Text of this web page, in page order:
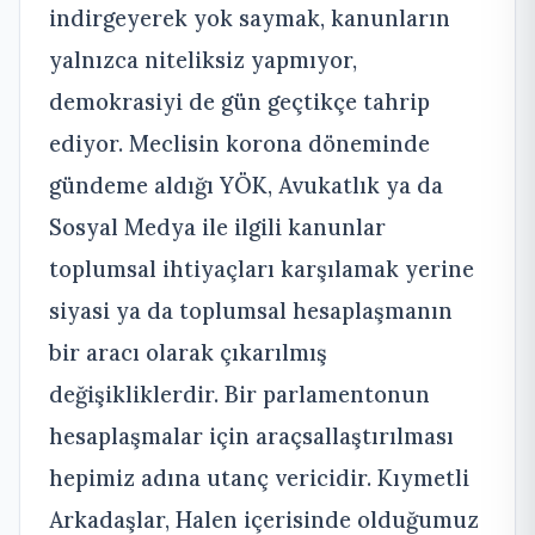
indirgeyerek yok saymak, kanunların
yalnızca niteliksiz yapmıyor,
demokrasiyi de gün geçtikçe tahrip
ediyor. Meclisin korona döneminde
gündeme aldığı YÖK, Avukatlık ya da
Sosyal Medya ile ilgili kanunlar
toplumsal ihtiyaçları karşılamak yerine
siyasi ya da toplumsal hesaplaşmanın
bir aracı olarak çıkarılmış
değişikliklerdir. Bir parlamentonun
hesaplaşmalar için araçsallaştırılması
hepimiz adına utanç vericidir. Kıymetli
Arkadaşlar, Halen içerisinde olduğumuz